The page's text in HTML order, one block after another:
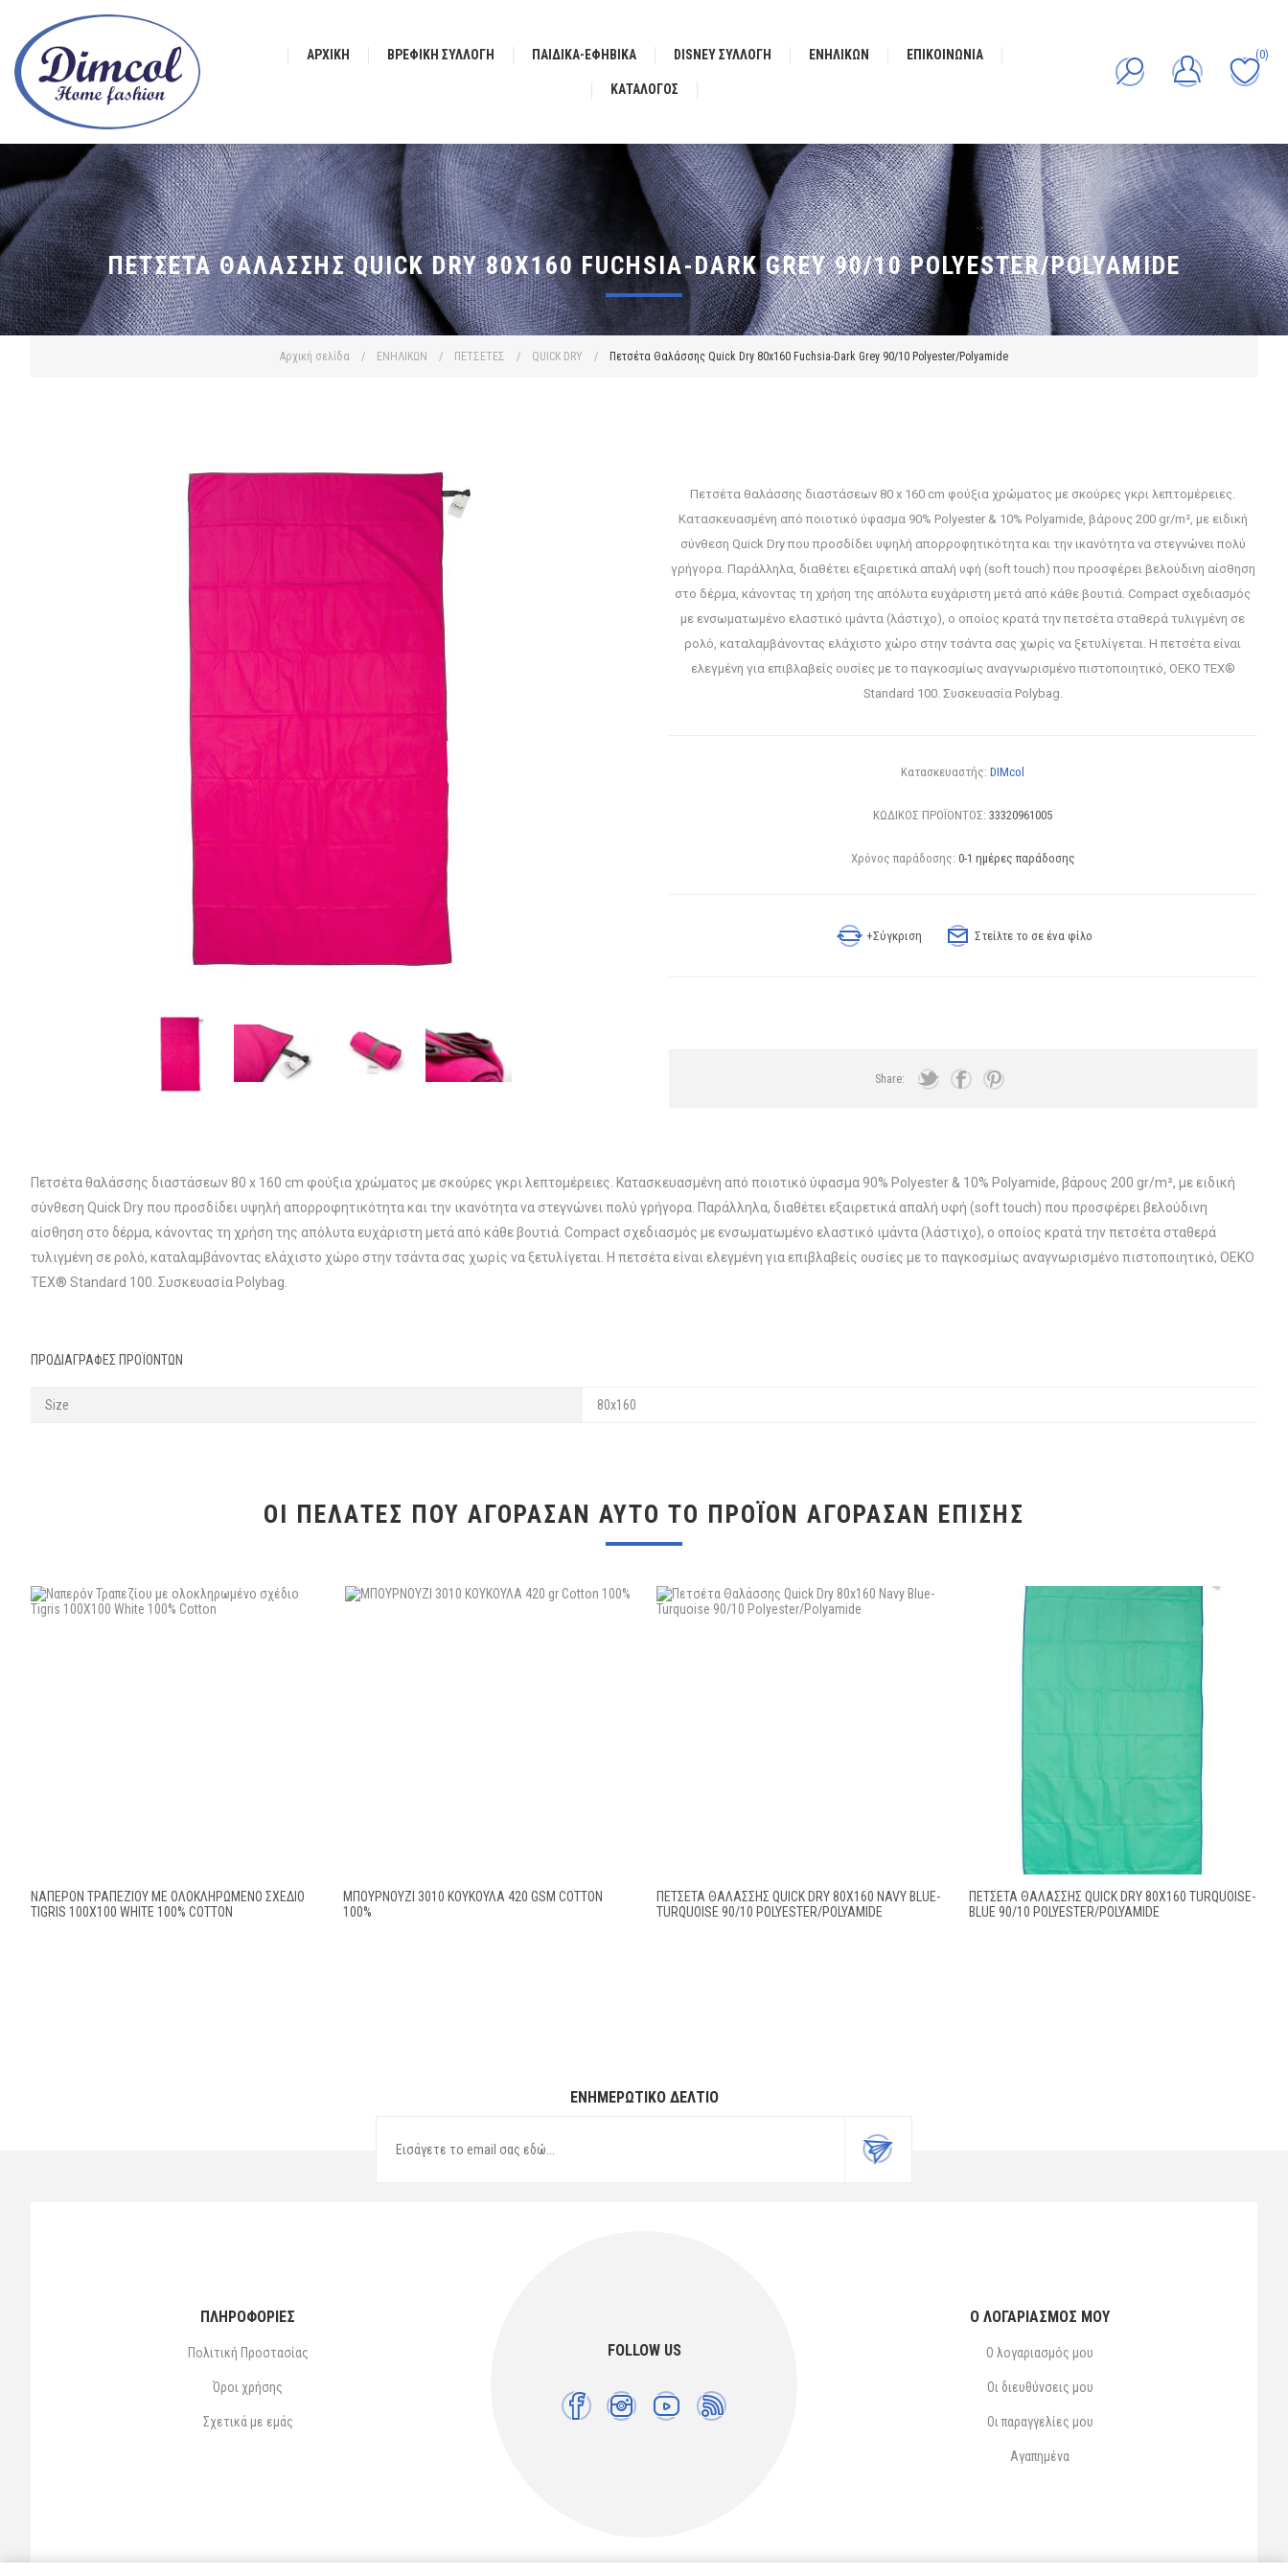
ΑΡΧΙΚΉ ΒΡΕΦΙΚΗ ΣΥΛΛΟΓΗ ΠΑΙΔΙΚΑ-ΕΦΗΒΙΚΑ DISNEY ΣΥΛΛΟΓΗ ΕΝΗΛΙΚΩΝ ΕΠΙΚΟΙΝΩΝΊΑ
ΚΑΤΆΛΟΓΟΣ
(0)
Αρχική σελίδα / ΕΝΗΛΙΚΩΝ / ΠΕΤΣΕΤΕΣ / QUICK DRY / Πετσέτα Θαλάσσης Quick Dry 80x160 Fuchsia-Dark Grey 90/10 Polyester/Polyamide
ΠΕΤΣΈΤΑ ΘΑΛΆΣΣΗΣ QUICK DRY 80X160 FUCHSIA-DARK GREY 90/10 POLYESTER/POLYAMIDE
Πετσέτα θαλάσσης διαστάσεων 80 x 160 cm φούξια χρώματος με σκούρες γκρι λεπτομέρειες.
Κατασκευασμένη από ποιοτικό ύφασμα 90% Polyester & 10% Polyamide, βάρους 200 gr/m², με ειδική
σύνθεση Quick Dry που προσδίδει υψηλή απορροφητικότητα και την ικανότητα να στεγνώνει πολύ
γρήγορα. Παράλληλα, διαθέτει εξαιρετικά απαλή υφή (soft touch) που προσφέρει βελούδινη αίσθηση
στο δέρμα, κάνοντας τη χρήση της απόλυτα ευχάριστη μετά από κάθε βουτιά. Compact σχεδιασμός
με ενσωματωμένο ελαστικό ιμάντα (λάστιχο), ο οποίος κρατά την πετσέτα σταθερά τυλιγμένη σε
ρολό, καταλαμβάνοντας ελάχιστο χώρο στην τσάντα σας χωρίς να ξετυλίγεται. Η πετσέτα είναι
ελεγμένη για επιβλαβείς ουσίες με το παγκοσμίως αναγνωρισμένο πιστοποιητικό, OEKO TEX®
Standard 100. Συσκευασία Polybag.
Κατασκευαστής: DIMcol
ΚΩΔΙΚΟΣ ΠΡΟΪΟΝΤΟΣ: 33320961005
Χρόνος παράδοσης: 0-1 ημέρες παράδοσης
+Σύγκριση Στείλτε το σε ένα φίλο
Share:
Πετσέτα θαλάσσης διαστάσεων 80 x 160 cm φούξια χρώματος με σκούρες γκρι λεπτομέρειες. Κατασκευασμένη από ποιοτικό ύφασμα 90% Polyester & 10% Polyamide, βάρους 200 gr/m², με ειδική
σύνθεση Quick Dry που προσδίδει υψηλή απορροφητικότητα και την ικανότητα να στεγνώνει πολύ γρήγορα. Παράλληλα, διαθέτει εξαιρετικά απαλή υφή (soft touch) που προσφέρει βελούδινη
αίσθηση στο δέρμα, κάνοντας τη χρήση της απόλυτα ευχάριστη μετά από κάθε βουτιά. Compact σχεδιασμός με ενσωματωμένο ελαστικό ιμάντα (λάστιχο), ο οποίος κρατά την πετσέτα σταθερά
τυλιγμένη σε ρολό, καταλαμβάνοντας ελάχιστο χώρο στην τσάντα σας χωρίς να ξετυλίγεται. Η πετσέτα είναι ελεγμένη για επιβλαβείς ουσίες με το παγκοσμίως αναγνωρισμένο πιστοποιητικό, OEKO
TEX® Standard 100. Συσκευασία Polybag.
ΠΡΟΔΙΑΓΡΑΦΈΣ ΠΡΟΪΌΝΤΩΝ
Size 80x160
ΟΙ ΠΕΛΆΤΕΣ ΠΟΥ ΑΓΌΡΑΣΑΝ ΑΥΤΌ ΤΟ ΠΡΟΪΌΝ ΑΓΌΡΑΣΑΝ ΕΠΊΣΗΣ
ΝΑΠΕΡΌΝ ΤΡΑΠΕΖΊΟΥ ΜΕ ΟΛΟΚΛΗΡΩΜΈΝΟ ΣΧΈΔΙΟ
TIGRIS 100X100 WHITE 100% COTTON
ΜΠΟΥΡΝΟΥΖΙ 3010 ΚΟΥΚΟΥΛΑ 420 GSM COTTON
100%
ΠΕΤΣΈΤΑ ΘΑΛΆΣΣΗΣ QUICK DRY 80X160 NAVY BLUE-
TURQUOISE 90/10 POLYESTER/POLYAMIDE
ΠΕΤΣΈΤΑ ΘΑΛΆΣΣΗΣ QUICK DRY 80X160 TURQUOISE-
BLUE 90/10 POLYESTER/POLYAMIDE
ΕΝΗΜΕΡΩΤΙΚΌ ΔΕΛΤΊΟ
FOLLOW US
ΠΛΗΡΟΦΟΡΙΕΣ
Πολιτική Προστασίας
Όροι χρήσης
Σχετικά με εμάς
Ο ΛΟΓΑΡΙΑΣΜΌΣ ΜΟΥ
Ο λογαριασμός μου
Οι διευθύνσεις μου
Οι παραγγελίες μου
Αγαπημένα